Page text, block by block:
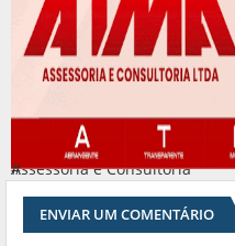
Assessoria e Consultoria
#
ENVIAR UM COMENTÁRIO